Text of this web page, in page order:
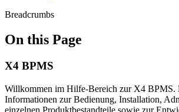
Breadcrumbs
On this Page
X4 BPMS
Willkommen im Hilfe-Bereich zur X4 BPMS.
Informationen zur Bedienung, Installation,
einzelnen Produktbestandteile sowie zur